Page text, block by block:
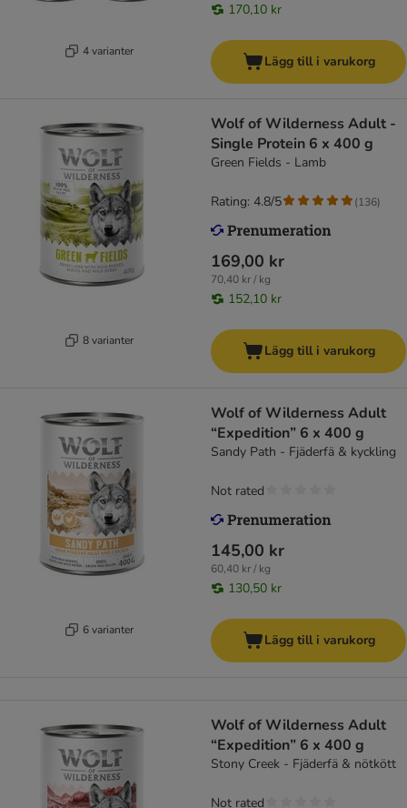
4 varianter
170,10 kr
Lägg till i varukorg
8 varianter
Wolf of Wilderness Adult -
Single Protein 6 x 400 g
Green Fields - Lamb
169,00 kr
70,40 kr / kg
152,10 kr
Rating: 4.8/5 (136)
Lägg till i varukorg
6 varianter
Wolf of Wilderness Adult
“Expedition” 6 x 400 g
Sandy Path - Fjäderfä & kyckling
145,00 kr
60,40 kr / kg
130,50 kr
Not rated
Lägg till i varukorg
Wolf of Wilderness Adult
“Expedition” 6 x 400 g
Stony Creek - Fjäderfä & nötkött
Not rated